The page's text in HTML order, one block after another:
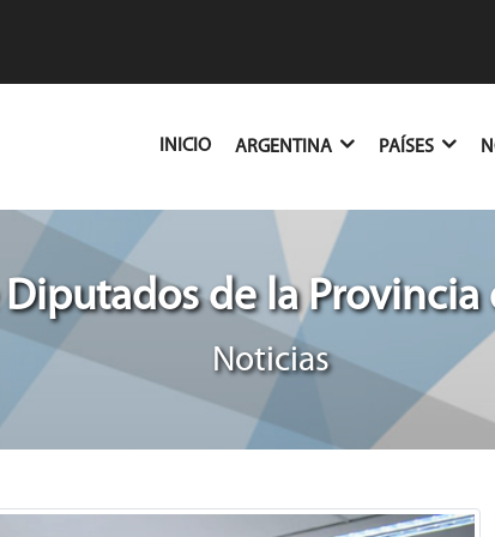
INICIO(CURRENT)
ARGENTINA PAÍSES
de la Provincia
Noticias